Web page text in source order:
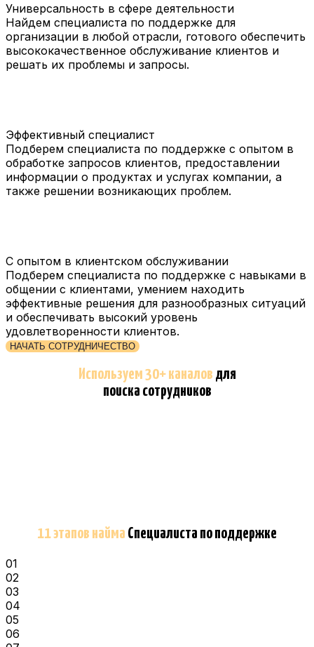
Универсальность в сфере деятельности
Найдем специалиста по поддержке для
организации в любой отрасли, готового обеспечить
высококачественное обслуживание клиентов и
решать их проблемы и запросы.
Эффективный специалист
Подберем специалиста по поддержке с опытом в
обработке запросов клиентов, предоставлении
информации о продуктах и услугах компании, а
также решении возникающих проблем.
С опытом в клиентском обслуживании
Подберем специалиста по поддержке с навыками в
общении с клиентами, умением находить
эффективные решения для разнообразных ситуаций
и обеспечивать высокий уровень
удовлетворенности клиентов.
НАЧАТЬ СОТРУДНИЧЕСТВО
Используем 30+ каналов для
поиска сотрудников
11 этапов найма Специалиста по поддержке
01
02
03
04
05
06